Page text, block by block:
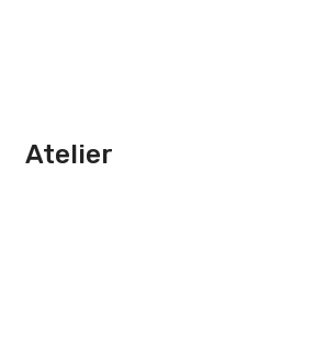
Atelier